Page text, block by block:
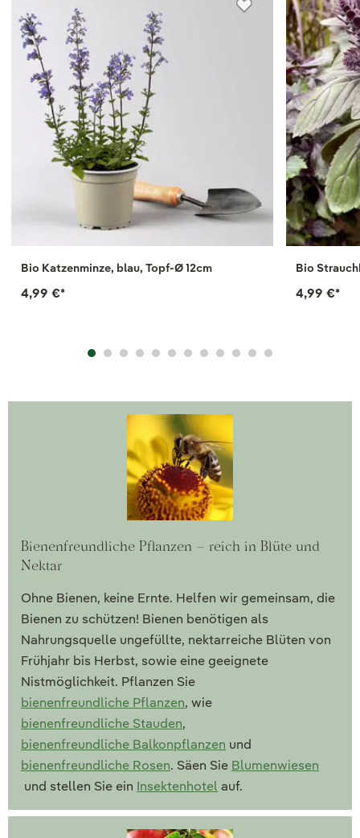
Bio Katzenminze, blau, Topf-Ø 12cm
4,99 €*
Bio
4,99 €*
Bienenfreundliche Pflanzen – reich in Blüte und
Nektar
Ohne Bienen, keine Ernte. Helfen wir gemeinsam, die
Bienen zu schützen! Bienen benötigen als
Nahrungsquelle ungefüllte, nektarreiche Blüten von
Frühjahr bis Herbst, sowie eine geeignete
Nistmöglichkeit. Pflanzen Sie
bienenfreundliche Pflanzen, wie
bienenfreundliche Stauden,
bienenfreundliche Balkonpflanzen und
bienenfreundliche Rosen. Säen Sie Blumenwiesen
und stellen Sie ein Insektenhotel auf.